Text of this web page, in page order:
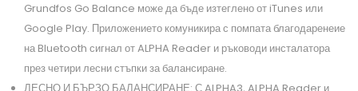
Grundfos Go Balance може да бъде изтеглено от iTunes или
Google Play. Приложението комуникира с помпата благодаренеие
на Bluetooth сигнал от ALPHA Reader и ръководи инсталатора
през четири лесни стъпки за балансиране.